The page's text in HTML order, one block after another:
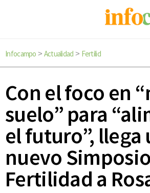
Infocampo > Actualidad > Fertilid
Con el foco en
suelo” para
el futuro”, llega
nuevo Simposio
Fertilidad a